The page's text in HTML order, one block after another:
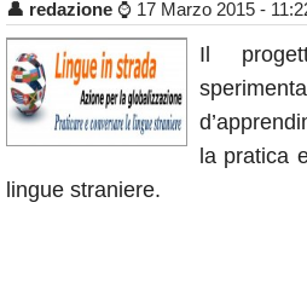
Eventi
Rubriche
Calendario
Annunci
👤 redazione ⌚ 17 Marzo 2015 -
Il
la pratica
lingue straniere.